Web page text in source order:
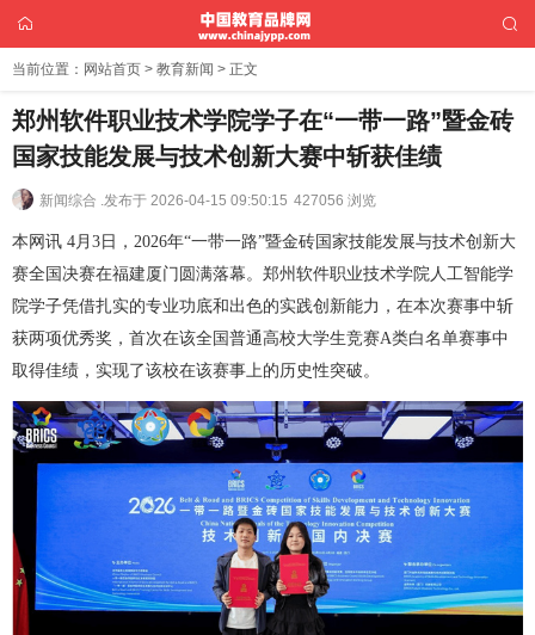
当前位置： 网站首页 > 教育新闻 > 正文
郑州软件职业技术学院学子在“一带一路”暨金砖
国家技能发展与技术创新大赛中斩获佳绩
新闻综合 .发布于 2026-04-15 09:50:15 427056 浏览
本网讯 4月3日，2026年“一带一路”暨金砖国家技能发展与技术创新大
赛全国决赛在福建厦门圆满落幕。郑州软件职业技术学院人工智能学
院学子凭借扎实的专业功底和出色的实践创新能力，在本次赛事中斩
获两项优秀奖，首次在该全国普通高校大学生竞赛A类白名单赛事中
取得佳绩，实现了该校在该赛事上的历史性突破。